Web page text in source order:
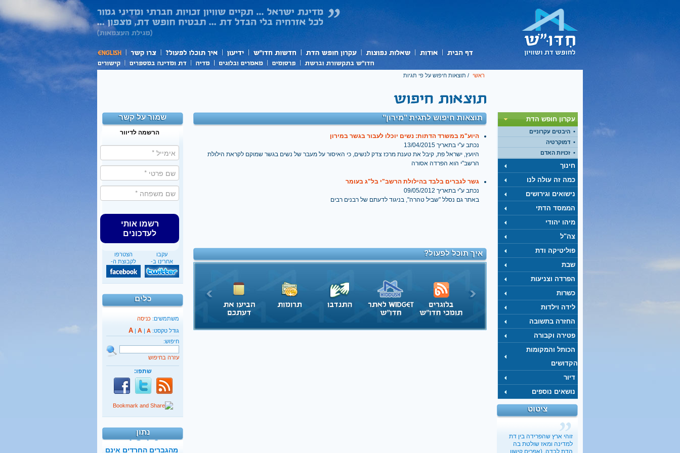
ראשי / תוצאות חיפוש על פי תגיות
שמור על קשר
הרשמה לדיוור
רשמו אותי
לעדכונים
הצטרפו
לקבוצת ה-
עקבו
אחרינו ב-
כלים
משתמשים: כניסה
גודל טקסט:
A | A | A
חיפוש:
עזרה בחיפוש
שתפו:
נתון
40%
יודעים כלל אנגלית
עקרון חופש הדת
היבטים עקרוניים
דמוקרטיה
זכויות האדם
חינוך
כמה זה עולה לנו
נישואים וגירושים
הממסד הדתי
מיהו יהודי
צה"ל
פוליטיקה ודת
שבת
הפרדה וצניעות
כשרות
לידה וילדות
החזרה בתשובה
פטירה וקבורה
הכותל והמקומות
הקדושים
דיור
נושאים נוספים
ציטוט
זוהי ארץ שהפרידה בין דת
למדינה ומאז שולטת בה
הדת לבדה. (אפרים קישון
כשבעל קונה בלעדיות על
מיניות האישה
בתיה כהנא-דרור, 01.03.2017
"הארץ"
תוצאות חיפוש לתגית "מירון"
היוע"מ במשרד הדתות: נשים יוכלו לעבור בגשר במירון
נכתב ע''י בתאריך 13/04/2015
היועץ, ישראל פת, קיבל את טענת מרכז צדק לנשים, כי האיסור על מעבר של נשים בגשר שמוקם לקראת הילולת
הרשב"י הוא הפרדה אסורה
גשר לגברים בלבד בהילולת הרשב"י בל"ג בעומר
נכתב ע''י בתאריך 09/05/2012
באתר גם נסלל "שביל טהרה", בניגוד לדעתם של רבנים רבים
איך תוכל לפעול?